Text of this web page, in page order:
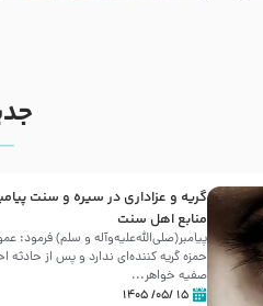
گریه و عزاداری در سیره و سنت
منابع اهل سنت
پیامبر(صلی‌الله‌علیه‌وآله و سلم) فرمود:
حمزه گریه کننده‌ای ندارد و پس از حادثه
صفیه خواهر...
۱۵ /۰۵/ ۱۴۰۵